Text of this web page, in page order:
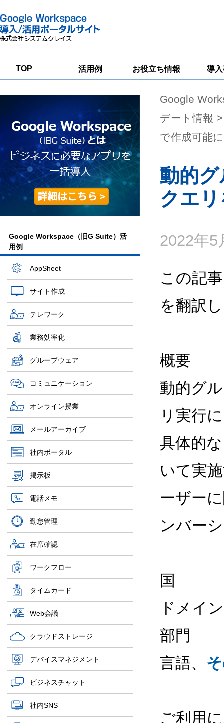
TOP 活用例 お役立ち情報
一
導
グループウェア
移行支援
Google
Workspace
セキュリティ
対策サービス
Google Workspace（旧G Suite）活
用例
AppSheet
サイト作成
テレワーク
業務効率化
グループウェア
コミュニケーション
オンライン授業
メールアーカイブ
社内ポータル
掲示板
電話メモ
勤怠管理
在席確認
ワークフロー
タイムカード
Web会議
クラウドストレージ
デバイスマネジメント
ビジネスチャット
社内SNS
Google
デート情報
で作成可能に
動的
クエ
2022年5
この記
を翻訳
概要
動的グ
リ実行
具体的
いて実
ーザー
ンバー
国
ドメイン
部門
言語、
ご利用